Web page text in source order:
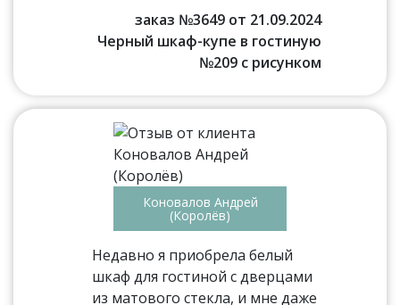
заказ №3649 от 21.09.2024
Черный шкаф-купе в гостиную
№209 с рисунком
Коновалов Андрей
(Королёв)
Недавно я приобрела белый
шкаф для гостиной с дверцами
из матового стекла, и мне даже